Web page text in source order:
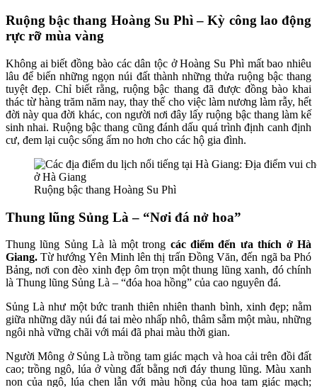
Ruộng bậc thang Hoàng Su Phì – Kỳ công lao động
rực rỡ mùa vàng
Không ai biết đồng bào các dân tộc ở Hoàng Su Phì mất bao nhiêu
lâu để biến những ngọn núi đất thành những thửa ruộng bậc thang
tuyệt đẹp. Chỉ biết rằng, ruộng bậc thang đã được đồng bào khai
thác từ hàng trăm năm nay, thay thế cho việc làm nương làm rẫy, hết
đời này qua đời khác, con người nơi đây lấy ruộng bậc thang làm kế
sinh nhai. Ruộng bậc thang cũng đánh dấu quá trình định canh định
cư, đem lại cuộc sống ấm no hơn cho các hộ gia đình.
Ruộng bậc thang Hoàng Su Phì
Thung lũng Sủng Là – “Nơi đá nở hoa”
Thung lũng Sủng Là là một trong các điểm đến ưa thích ở Hà
Giang.Từ hướng Yên Minh lên thị trấn Đồng Văn, đến ngã ba Phó
Bảng, nơi con đèo xinh đẹp ôm trọn một thung lũng xanh, đó chính
là Thung lũng Sủng Là – “đóa hoa hồng” của cao nguyên đá.
Sủng Là như một bức tranh thiên nhiên thanh bình, xinh đẹp; nằm
giữa những dãy núi đá tai mèo nhấp nhô, thâm sẫm một màu, những
ngôi nhà vững chãi với mái đã phai màu thời gian.
Người Mông ở Sủng Là trồng tam giác mạch và hoa cải trên đồi đất
cao; trồng ngô, lúa ở vùng đất bằng nơi đáy thung lũng. Màu xanh
non của ngô, lúa chen lẫn với màu hồng của hoa tam giác mạch;